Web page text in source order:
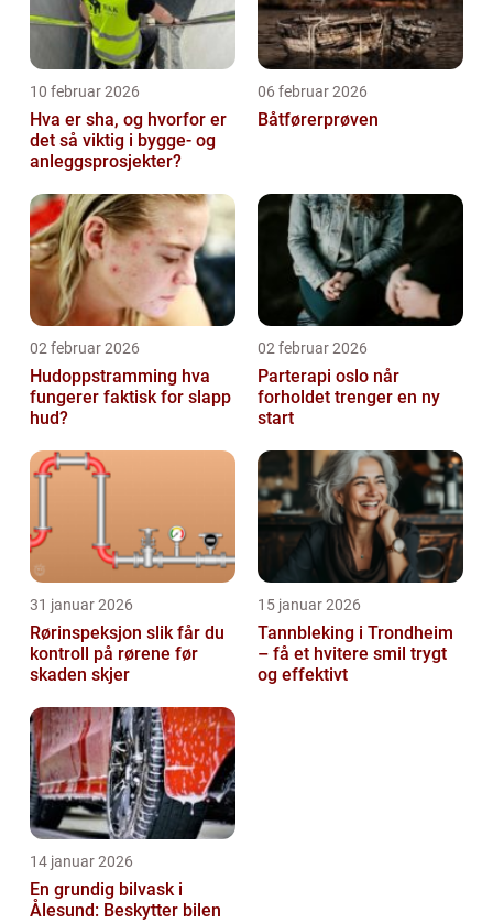
10 februar 2026
Hva er sha, og hvorfor er
det så viktig i bygge- og
anleggsprosjekter?
06 februar 2026
Båtførerprøven
02 februar 2026
Hudoppstramming hva
fungerer faktisk for slapp
hud?
02 februar 2026
Parterapi oslo når
forholdet trenger en ny
start
31 januar 2026
Rørinspeksjon slik får du
kontroll på rørene før
skaden skjer
15 januar 2026
Tannbleking i Trondheim
– få et hvitere smil trygt
og effektivt
14 januar 2026
En grundig bilvask i
Ålesund: Beskytter bilen